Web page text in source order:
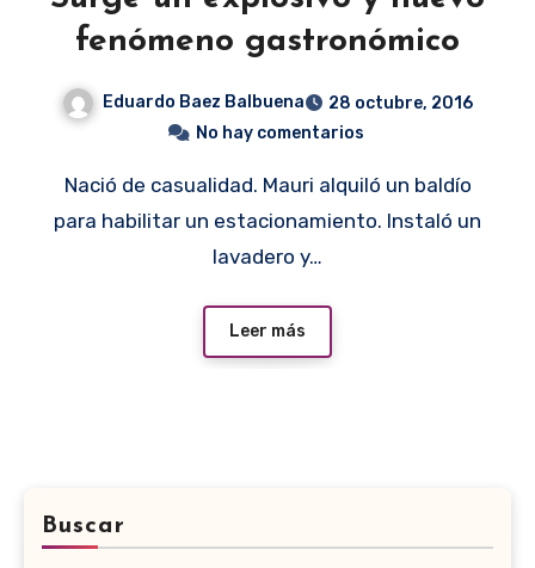
fenómeno gastronómico
Eduardo Baez Balbuena
28 octubre, 2016
No hay comentarios
Nació de casualidad. Mauri alquiló un baldío
para habilitar un estacionamiento. Instaló un
lavadero y…
Leer más
Buscar